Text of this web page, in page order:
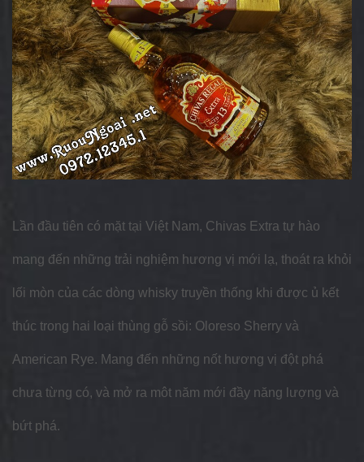
Lần đầu tiên có mặt tại Việt Nam, Chivas Extra tự hào
mang đến những trải nghiệm hương vị mới lạ, thoát ra khỏi
lối mòn của các dòng whisky truyền thống khi được ủ kết
thúc trong hai loại thùng gỗ sồi: Oloreso Sherry và
American Rye. Mang đến những nốt hương vị đột phá
chưa từng có, và mở ra môt năm mới đầy năng lượng và
bứt phá.